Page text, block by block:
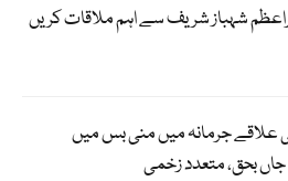
شہباز شریف سے اہم ملاقات کریں
علاقے جرمانہ میں منی بس میں